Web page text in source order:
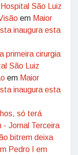
São Luiz
em Maior
inaugura esta
primeira cirurgia
São Luiz
em Maior
inaugura esta
só terá
- Jornal Terceira
bitrem deixa
Pedro I em